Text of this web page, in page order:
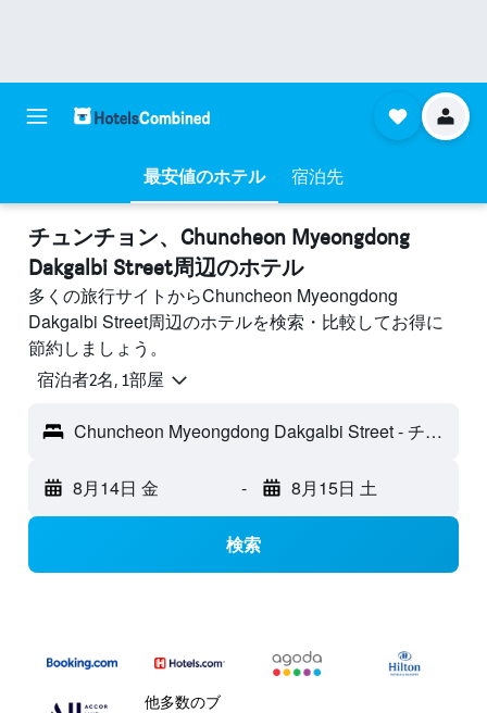
最安値のホテル 宿泊先
チュンチョン​、Chuncheon Myeongdong
Dakgalbi Street周辺のホテル
多くの旅行サイトからChuncheon Myeongdong
Dakgalbi Street周辺のホテルを検索・比較してお得に
節約しましょう。
宿泊者2名, 1​部屋
Chuncheon Myeongdong Dakgalbi Street - チュンチョン, 韓国
8月14日 金 - 8月15日 土
検索
他多数のブ